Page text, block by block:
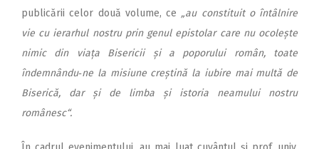
publicării celor două volume, ce „au constituit o întâlnire
vie cu ierarhul nostru prin genul epistolar care nu ocolește
nimic din viața Bisericii și a poporului român, toate
îndemnându‑ne la misiune creștină la iubire mai multă de
Biserică, dar și de limba și istoria neamului nostru
românesc“.